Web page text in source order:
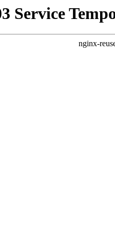
Service
nginx-